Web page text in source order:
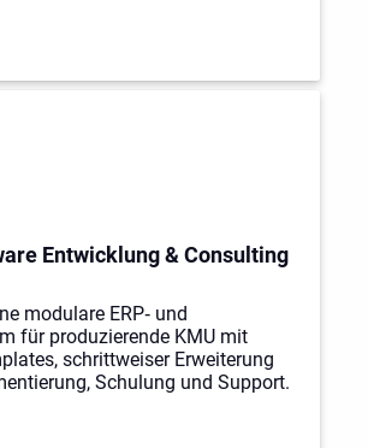
Entwicklung & Consulting
modulare ERP‑ und
für produzierende KMU mit
schrittweiser Erweiterung
Schulung und Support.